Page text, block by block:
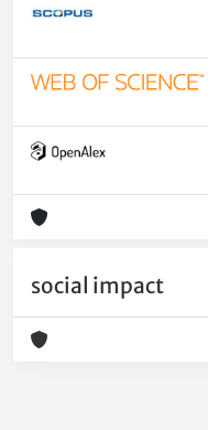
social impact